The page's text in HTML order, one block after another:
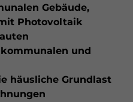
Gebäude,
Photovoltaik
und
häusliche Grundlast